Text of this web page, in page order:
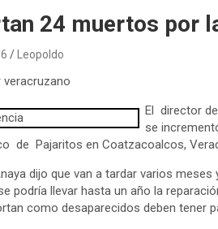
24 muertos por
Leopoldo
veracruzano
El director
se
de Pajaritos en Coatzacoalcos,
dijo que van a tardar varios
podría llevar hasta un año la
como desaparecidos deben tener